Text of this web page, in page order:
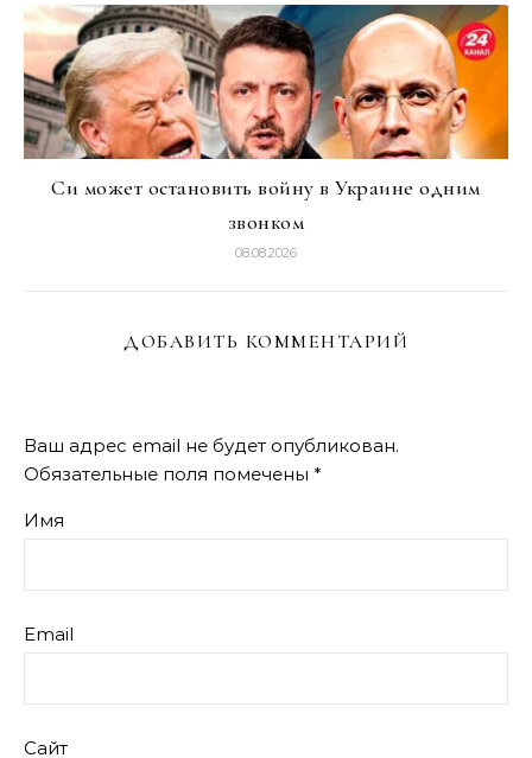
Си может остановить войну в Украине одним
звонком
08.08.2026
ДОБАВИТЬ КОММЕНТАРИЙ
Ваш адрес email не будет опубликован.
Обязательные поля помечены *
Имя
Email
Сайт